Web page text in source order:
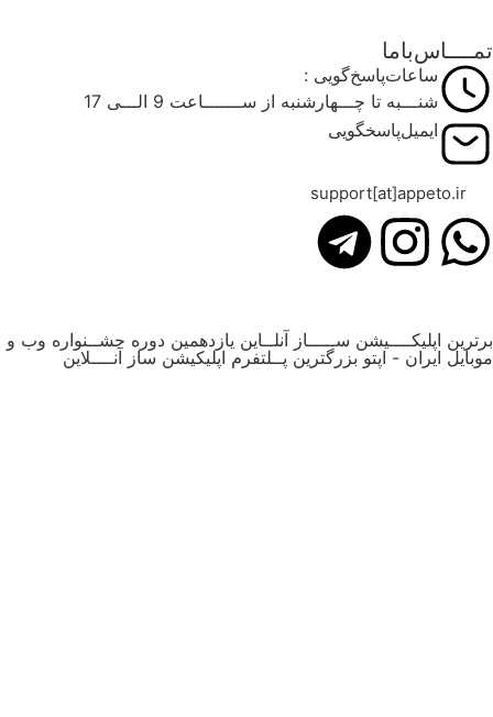
ساعات‌پاسخ‌گویی :
شنـــبه تا چـــهارشنبه از ســـــــاعت 9 الـــی 17
ایمیل‌پاسخگویی
support[at]appeto.ir
اپلیکــــیشن ســـــاز آنلــاین یازدهمین دوره جشــنواره وب و
ایران - اپتو بزرگترین پــلتفرم اپلیکیشن ساز آنــــلاین